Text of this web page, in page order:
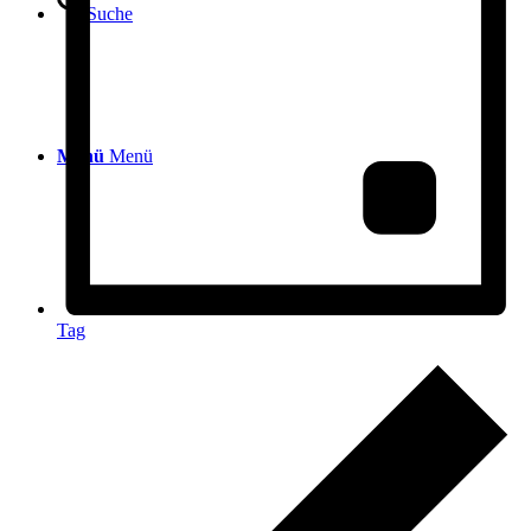
Suche
Menü Menü
Tag